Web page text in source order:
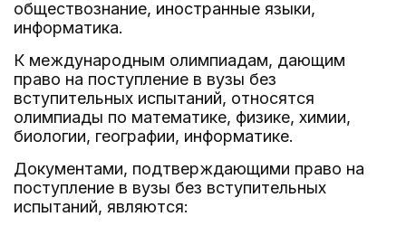
обществознание, иностранные языки,
информатика.
К международным олимпиадам, дающим
право на поступление в вузы без
вступительных испытаний, относятся
олимпиады по математике, физике, химии,
биологии, географии, информатике.
Документами, подтверждающими право на
поступление в вузы без вступительных
испытаний, являются: